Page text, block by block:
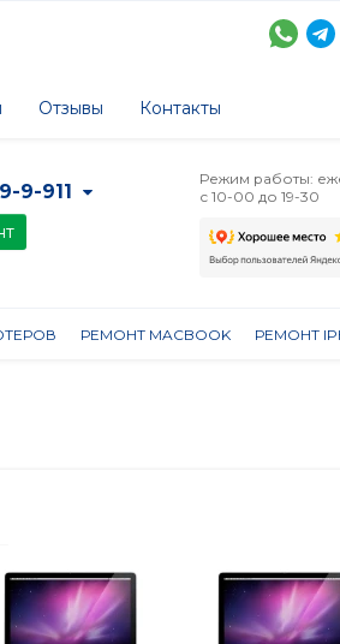
Отзывы Контакты
9-911
Режим работы:
с 10-00 до 19-30
РЕМОНТ MACBOOK РЕМОНТ